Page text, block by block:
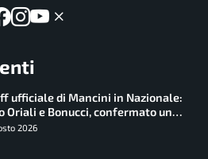
ufficiale di Mancini in Nazionale:
Oriali e Bonucci, confermato un
2026